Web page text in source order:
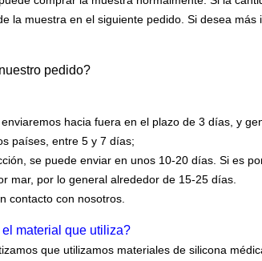
la muestra en el siguiente pedido. Si desea más
pedido?
hacia fuera en el plazo de 3 días, y
países, entre 5 y 7 días;
se puede enviar en unos 10-20 días. Si es
mar, por lo general alrededor de 15-25 días.
contacto con nosotros.
material que utiliza?
que utilizamos materiales de silicona